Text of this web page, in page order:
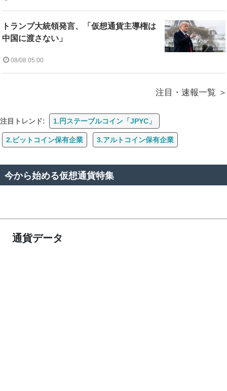
トランプ大統領発言、「仮想通貨主導権は
中国に渡さない」
08/08 05:00
注目・速報一覧
注目トレンド: 1.円ステーブルコイン「JPYC」
2.ビットコイン保有企業 3.アルトコイン保有企業
今から始める仮想通貨特集
通貨データ